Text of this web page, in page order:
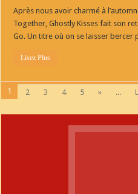
Après nous avoir charmé à
Together, Ghostly Kisses fait son
Go. Un titre où on se laisser bercer
Lisez Plus
1 2 3 4 5 » ...